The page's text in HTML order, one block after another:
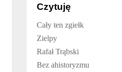
Czytuję
Cały ten zgiełk
Zielpy
Rafał Trąbski
Bez ahistoryzmu